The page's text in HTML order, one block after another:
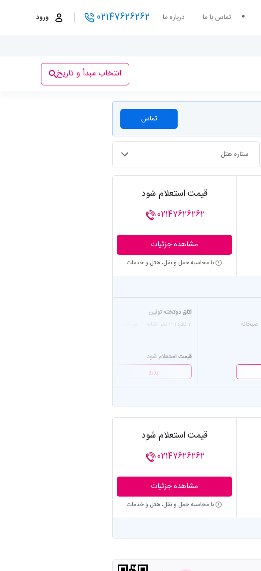
تماس با ما درباره ما 02147626262 ورود
انتخاب مبدأ و تاریخ
تماس
ستاره هتل
قیمت استعلام شود
02147626262
مشاهده جزئیات
با محاسبه حمل و نقل، هتل و خدمات
صبحانه
اتاق دوتخته توئین
2 نفره
+ 2 نفر اضافه
قیمت استعلام شود
رزرو
قیمت استعلام شود
02147626262
مشاهده جزئیات
با محاسبه حمل و نقل، هتل و خدمات